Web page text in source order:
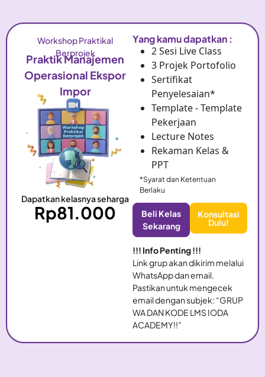
Workshop Praktikal
Berprojek
Praktik Manajemen
Operasional Ekspor
Impor
Dapatkan kelasnya seharga
Rp81.000
Yang kamu dapatkan :
2 Sesi Live Class
3 Projek Portofolio
Sertifikat
Penyelesaian*
Template - Template
Pekerjaan
Lecture Notes
Rekaman Kelas &
PPT
*Syarat dan Ketentuan
Berlaku
Beli Kelas
Sekarang
Konsultasi
Dulu!
!!! Info Penting !!!
Link grup akan dikirim melalui
WhatsApp dan email.
Pastikan untuk mengecek
email dengan subjek: “GRUP
WA DAN KODE LMS IODA
ACADEMY!!”